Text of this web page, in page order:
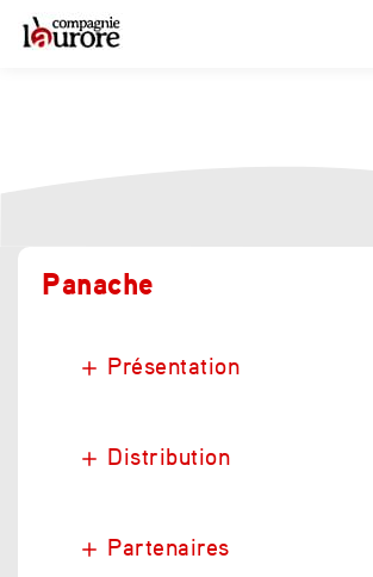
Panache
Présentation
Distribution
Partenaires